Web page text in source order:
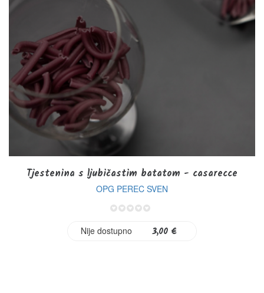
Tjestenina s ljubičastim batatom - casarecce
OPG PEREC SVEN
Nije dostupno
3,00 €